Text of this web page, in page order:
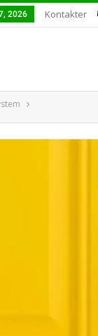
2026 Kontakter